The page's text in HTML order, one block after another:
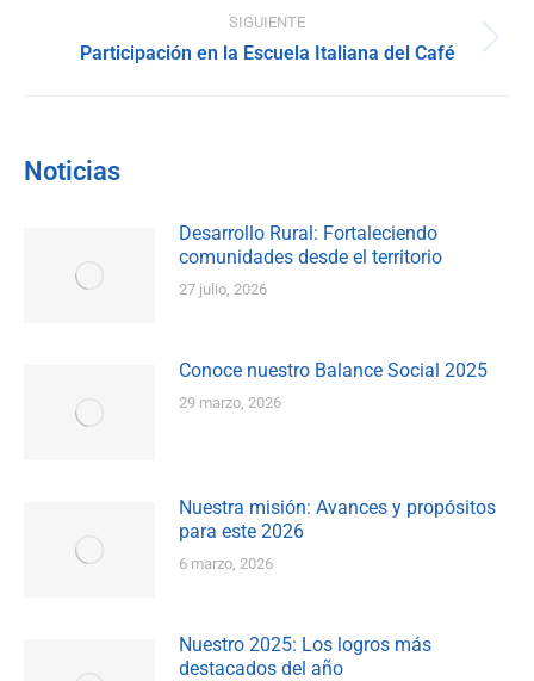
SIGUIENTE
Publicación
Participación en la Escuela Italiana del Café
Noticias
Desarrollo Rural: Fortaleciendo
comunidades desde el territorio
27 julio, 2026
Conoce nuestro Balance Social 2025
29 marzo, 2026
Nuestra misión: Avances y propósitos
para este 2026
6 marzo, 2026
Nuestro 2025: Los logros más
destacados del año